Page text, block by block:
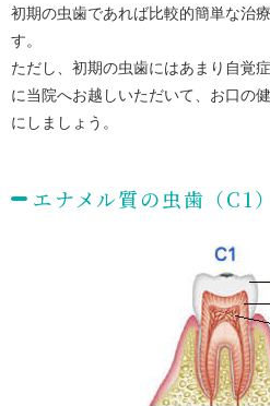
初期の虫歯であれば比較的簡単な治
す。
ただし、初期の虫歯にはあまり自覚
に当院へお越しいただいて、お口の
にしましょう。
エナメル質の虫歯（C1）